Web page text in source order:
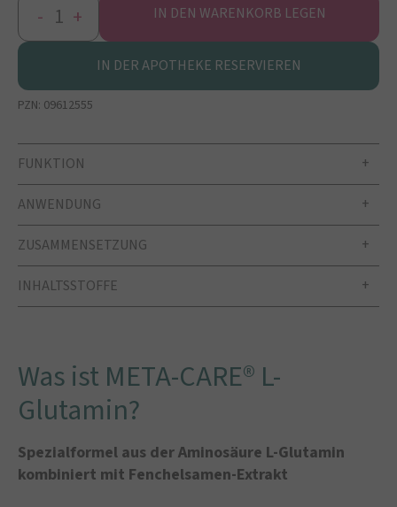
- + IN DEN WARENKORB LEGEN
IN DER APOTHEKE RESERVIEREN
PZN: 09612555
FUNKTION
ANWENDUNG
ZUSAMMENSETZUNG
INHALTSSTOFFE
Was ist META-CARE® L-
Glutamin?
Spezialformel aus der Aminosäure L-Glutamin
kombiniert mit Fenchelsamen-Extrakt